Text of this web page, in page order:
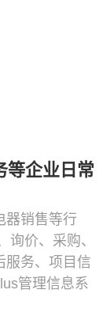
等企业日常
器销售等行
询价、采购、
服务、项目信
管理信息系